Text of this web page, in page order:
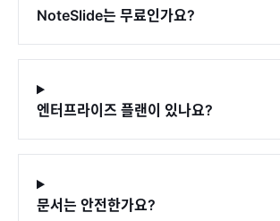
NoteSlide는 무료인가요?
엔터프라이즈 플랜이 있나요?
문서는 안전한가요?